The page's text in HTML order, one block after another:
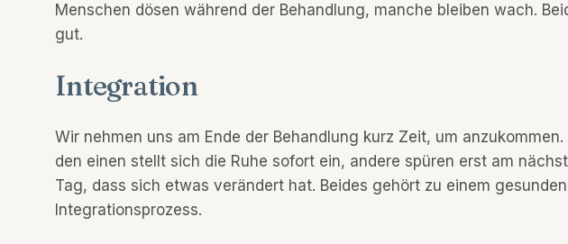
Menschen dösen während der Behandlung, manche bleiben wach.
gut.
Integration
Wir nehmen uns am Ende der Behandlung kurz Zeit, um anzukommen.
den einen stellt sich die Ruhe sofort ein, andere spüren erst am
Tag, dass sich etwas verändert hat. Beides gehört zu einem gesunden
Integrationsprozess.